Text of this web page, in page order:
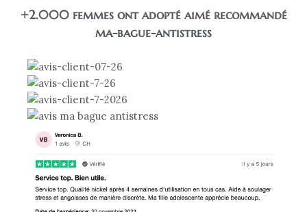
+2.000 femmes ontadopté aimé recommandé
ma-bague-antistress